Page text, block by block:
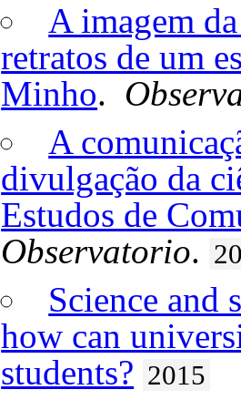
A imagem
retratos de um
Minho.
A
divulgação da
Estudos de
Observatorio.
Science and
how can
students? 2015